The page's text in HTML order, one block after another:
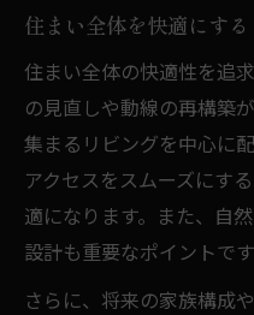
住まい全体を快適にす
住まい全体の快適性を追
の見直しや動線の再構築
集まるリビングを中心に
アクセスをスムーズにす
適になります。また、自
設計も重要なポイントです
さらに、将来の家族構成